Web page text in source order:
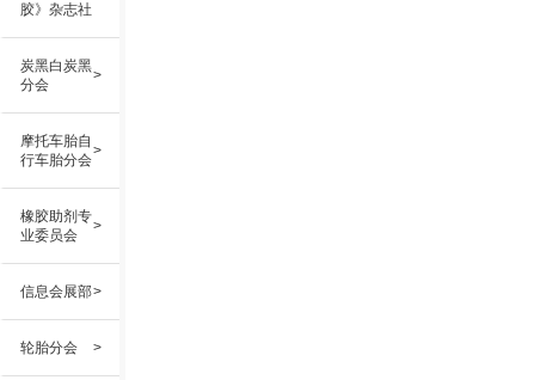
胶》杂志社
炭黑白炭黑
分会
>
摩托车胎自
行车胎分会
>
橡胶助剂专
业委员会
>
信息会展部>
轮胎分会 >